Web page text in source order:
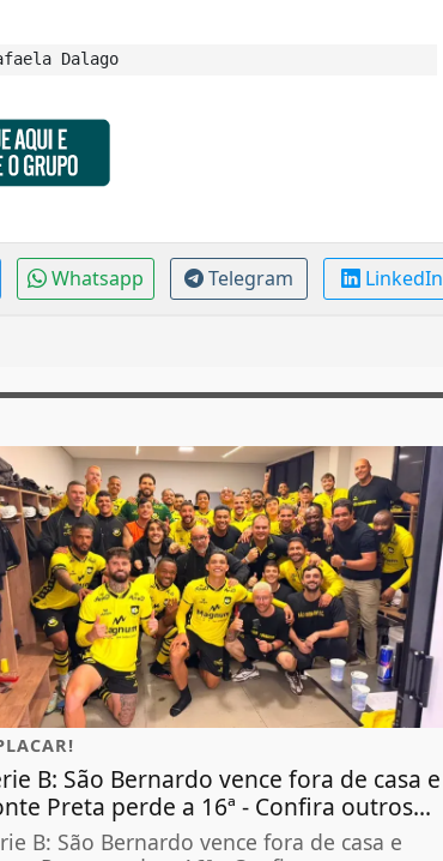
Dalago
Whatsapp Telegram LinkedIn
B: São Bernardo vence fora de casa e
Preta perde a 16ª - Confira outros...
B: São Bernardo vence fora de casa e